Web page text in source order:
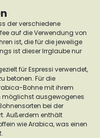
der verschiedene
auf die Verwendung von
ist, die für die jeweilige
ist dieser Irrglaube nur
für Espressi verwendet,
betonen. Für die
Bohne mit ihrem
möglichst ausgewogenes
bei der
Außerdem enthält
wie Arabica, was einen